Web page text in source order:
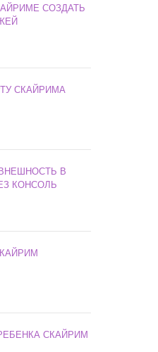
СОЗДАТЬ
СКАЙРИМА
В
КОНСОЛЬ
СКАЙРИМ